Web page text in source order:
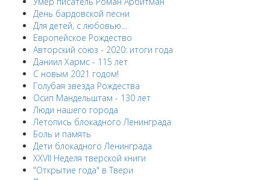
День бардовской песни
Для детей, с любовью…
Европейскоe Рождество
Авторский союз - 2020: итоги года
Даниил Хармс - 115 лет
С новым 2021 годом!
Голубая звезда Рождества
Осип Мандельштам - 130 лет
Люди нашего города
Летопись блокадного Ленинграда
Боль и память
Дети блокадного Ленинграда
XXVII Неделя тверской книги
"Открытие года" в Твери